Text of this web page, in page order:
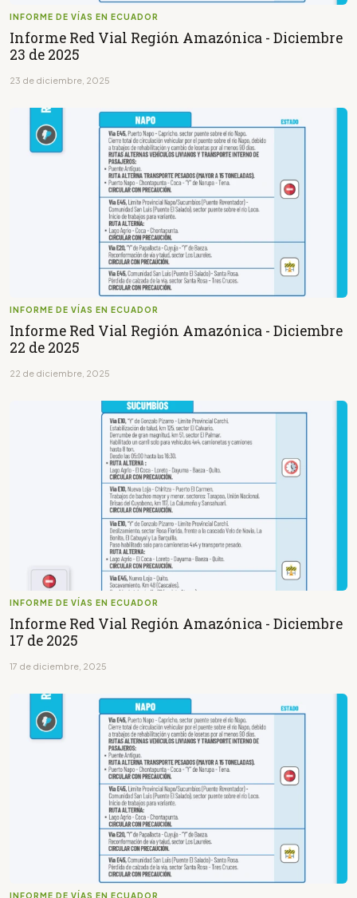
INFORME DE VÍAS EN ECUADOR
Informe Red Vial Región Amazónica - Diciembre
23 de 2025
23 de diciembre, 2025
INFORME DE VÍAS EN ECUADOR
Informe Red Vial Región Amazónica - Diciembre
22 de 2025
22 de diciembre, 2025
INFORME DE VÍAS EN ECUADOR
Informe Red Vial Región Amazónica - Diciembre
17 de 2025
17 de diciembre, 2025
INFORME DE VÍAS EN ECUADOR